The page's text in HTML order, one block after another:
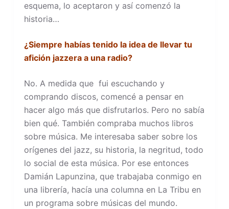
esquema, lo aceptaron y así comenzó la
historia…
¿Siempre habías tenido la idea de llevar tu
afición jazzera a una radio?
No. A medida que fui escuchando y
comprando discos, comencé a pensar en
hacer algo más que disfrutarlos. Pero no sabía
bien qué. También compraba muchos libros
sobre música. Me interesaba saber sobre los
orígenes del jazz, su historia, la negritud, todo
lo social de esta música. Por ese entonces
Damián Lapunzina, que trabajaba conmigo en
una librería, hacía una columna en La Tribu en
un programa sobre músicas del mundo.